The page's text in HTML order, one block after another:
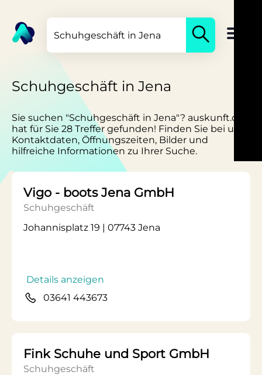
Schuhgeschäft in Jena
Sie suchen "Schuhgeschäft in Jena"? auskunft.de
hat für Sie 28 Treffer gefunden! Finden Sie bei uns
Kontaktdaten, Öffnungszeiten, Bilder und
hilfreiche Informationen zu Ihrer Suche.
Vigo - boots Jena GmbH
Schuhgeschäft
Johannisplatz 19 | 07743 Jena
Details anzeigen
03641 443673
Fink Schuhe und Sport GmbH
Schuhgeschäft